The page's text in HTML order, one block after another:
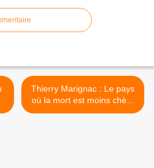
Thierry Marignac : Le pays
où la mort est moins chère
>